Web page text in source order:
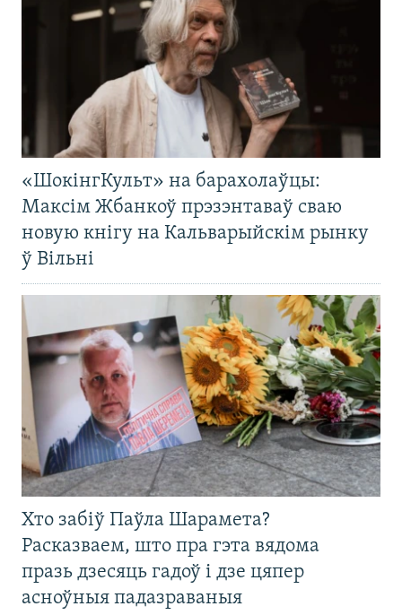
«ШокінгКульт» на барахолаўцы:
Максім Жбанкоў прэзэнтаваў сваю
новую кнігу на Кальварыйскім рынку
ў Вільні
Хто забіў Паўла Шарамета?
Расказваем, што пра гэта вядома
празь дзесяць гадоў і дзе цяпер
асноўныя падазраваныя